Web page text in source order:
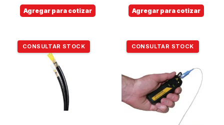
Agregar para cotizar Agregar para cotizar
CONSULTAR STOCK CONSULTAR STOCK